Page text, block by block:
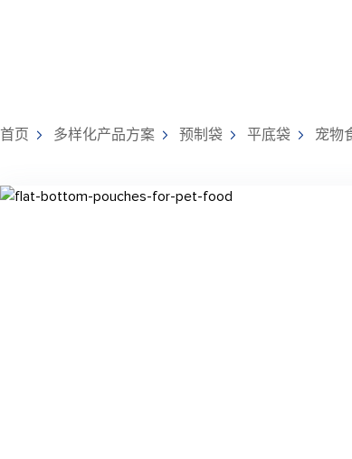
首页 多样化产品方案 预制袋 平底袋 宠物